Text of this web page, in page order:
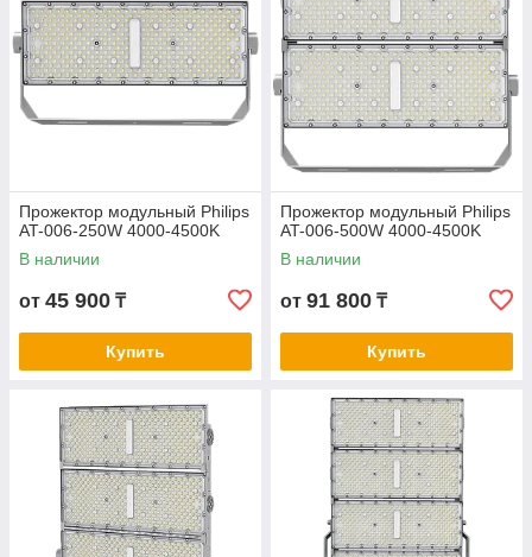
Прожектор модульный Philips
AT-006-250W 4000-4500K
В наличии
от 45 900 ₸
Купить
Прожектор модульный Philips
AT-006-500W 4000-4500K
В наличии
от 91 800 ₸
Купить